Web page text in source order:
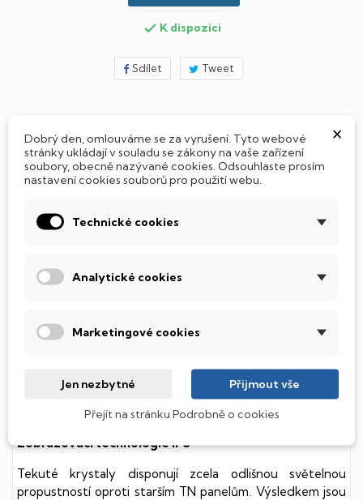
 K dispozici
Sdílet Tweet
Jak si vybrat notebook nebo počítač?
Připraveno - zapnete a okamžitě pracujte
Přidat Microsoft Office Plus ➡️ 499,-
Multimediální notebook určený primárně pro práci na
internetu. Zvládne ale jakoukoliv kancelářskou činnosti,
zábavu i základní grafické editace.
Zobrazovací technologie IPS
Tekuté krystaly disponují zcela odlišnou světelnou
propustností oproti starším TN panelům. Výsledkem jsou
×
Dobrý den, omlouváme se za vyrušení. Tyto webové
stránky ukládají v souladu se zákony na vaše zařízení
soubory, obecně nazývané cookies. Odsouhlaste prosím
nastavení cookies souborů pro použití webu.
Technické cookies
Analytické cookies
Marketingové cookies
Jen nezbytné Přijmout vše
Přejít na stránku Podrobně o cookies